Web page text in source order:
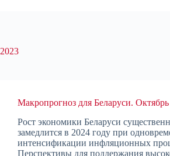
2023
Макропрогноз для Беларуси.
Рост экономики Беларуси
замедлится в 2024 году при
интенсификации инфляционных
Перспективы для поддержания